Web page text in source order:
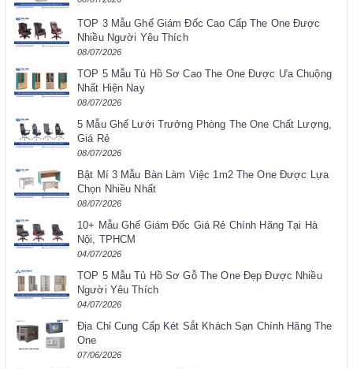
TOP 3 Mẫu Ghế Giám Đốc Cao Cấp The One Được
Nhiều Người Yêu Thích
08/07/2026
TOP 5 Mẫu Tủ Hồ Sơ Cao The One Được Ưa Chuộng
Nhất Hiện Nay
08/07/2026
5 Mẫu Ghế Lưới Trưởng Phòng The One Chất Lượng,
Giá Rẻ
08/07/2026
Bật Mí 3 Mẫu Bàn Làm Việc 1m2 The One Được Lựa
Chọn Nhiều Nhất
08/07/2026
10+ Mẫu Ghế Giám Đốc Giá Rẻ Chính Hãng Tại Hà
Nội, TPHCM
04/07/2026
TOP 5 Mẫu Tủ Hồ Sơ Gỗ The One Đẹp Được Nhiều
Người Yêu Thích
04/07/2026
Địa Chỉ Cung Cấp Két Sắt Khách Sạn Chính Hãng The
One
07/06/2026